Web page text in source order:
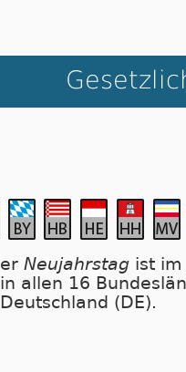
er Neujahrstagist im
in allen 16
Deutschland (DE).